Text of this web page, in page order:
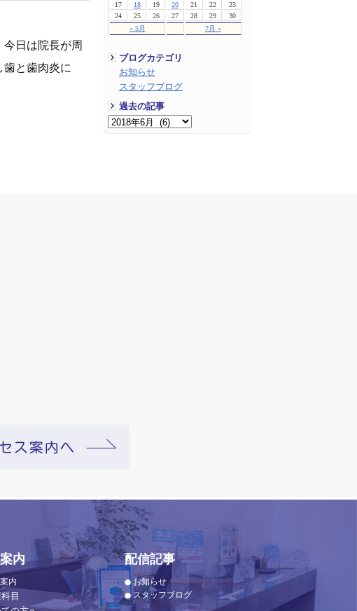
« 5月 7月 »
17
18 19 20 21 22
23
24
25 26 27 28 29 30
ブログカテゴリ
お知らせ
スタッフブログ
過去の記事
日は院長が周
と歯肉炎に
内
内
目
配信記事
お知らせ
スタッフブログ